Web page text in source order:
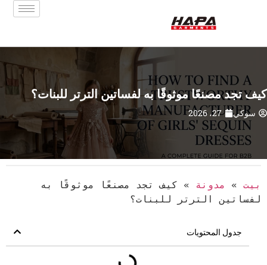
كيف تجد مصنعًا موثوقًا به لفساتين الترتر للبنات؟
سوكي 27، 2026
بيت » مدونة » كيف تجد مصنعًا موثوقًا به
لفساتين الترتر للبنات؟
جدول المحتويات